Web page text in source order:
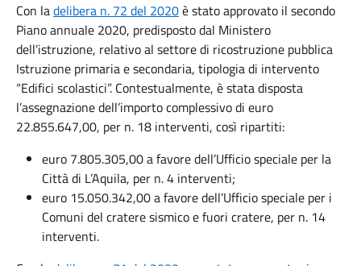
Con ladelibera n. 72 del 2020è stato approvato il secondo
Piano annuale 2020, predisposto dal Ministero
dell’istruzione, relativo al settore di ricostruzione pubblica
Istruzione primaria e secondaria, tipologia di intervento
“Edifici scolastici”. Contestualmente, è stata disposta
l’assegnazione dell’importo complessivo di euro
22.855.647,00, per n. 18 interventi, così ripartiti:
euro 7.805.305,00 a favore dell’Ufficio speciale per la
Città di L’Aquila, per n. 4 interventi;
euro 15.050.342,00 a favore dell’Ufficio speciale per i
Comuni del cratere sismico e fuori cratere, per n. 14
interventi.